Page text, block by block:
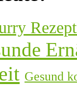
Gesund